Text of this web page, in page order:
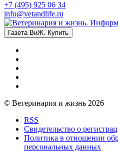
+7 (495) 925 06 34
info@vetandlife.ru
Газета ВиЖ. Купить
© Ветеринария и жизнь 2026
RSS
Свидетельство о
Политика в отношении
персональных данных